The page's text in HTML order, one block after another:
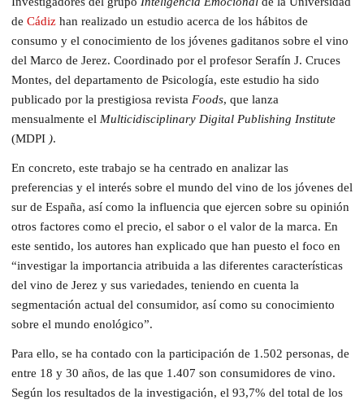
de Cádiz han realizado un estudio acerca de los hábitos de
consumo y el conocimiento de los jóvenes gaditanos sobre el vino
del Marco de Jerez. Coordinado por el profesor Serafín J. Cruces
Montes, del departamento de Psicología, este estudio ha sido
publicado por la prestigiosa revista Foods, que lanza
mensualmente el Multicidisciplinary Digital Publishing Institute
(MDPI ).
En concreto, este trabajo se ha centrado en analizar las
preferencias y el interés sobre el mundo del vino de los jóvenes del
sur de España, así como la influencia que ejercen sobre su opinión
otros factores como el precio, el sabor o el valor de la marca. En
este sentido, los autores han explicado que han puesto el foco en
“investigar la importancia atribuida a las diferentes características
del vino de Jerez y sus variedades, teniendo en cuenta la
segmentación actual del consumidor, así como su conocimiento
sobre el mundo enológico”.
Para ello, se ha contado con la participación de 1.502 personas, de
entre 18 y 30 años, de las que 1.407 son consumidores de vino.
Según los resultados de la investigación, el 93,7% del total de los